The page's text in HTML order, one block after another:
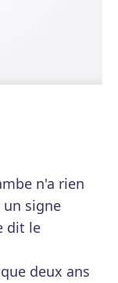
n'a rien
signe
dit le
deux ans